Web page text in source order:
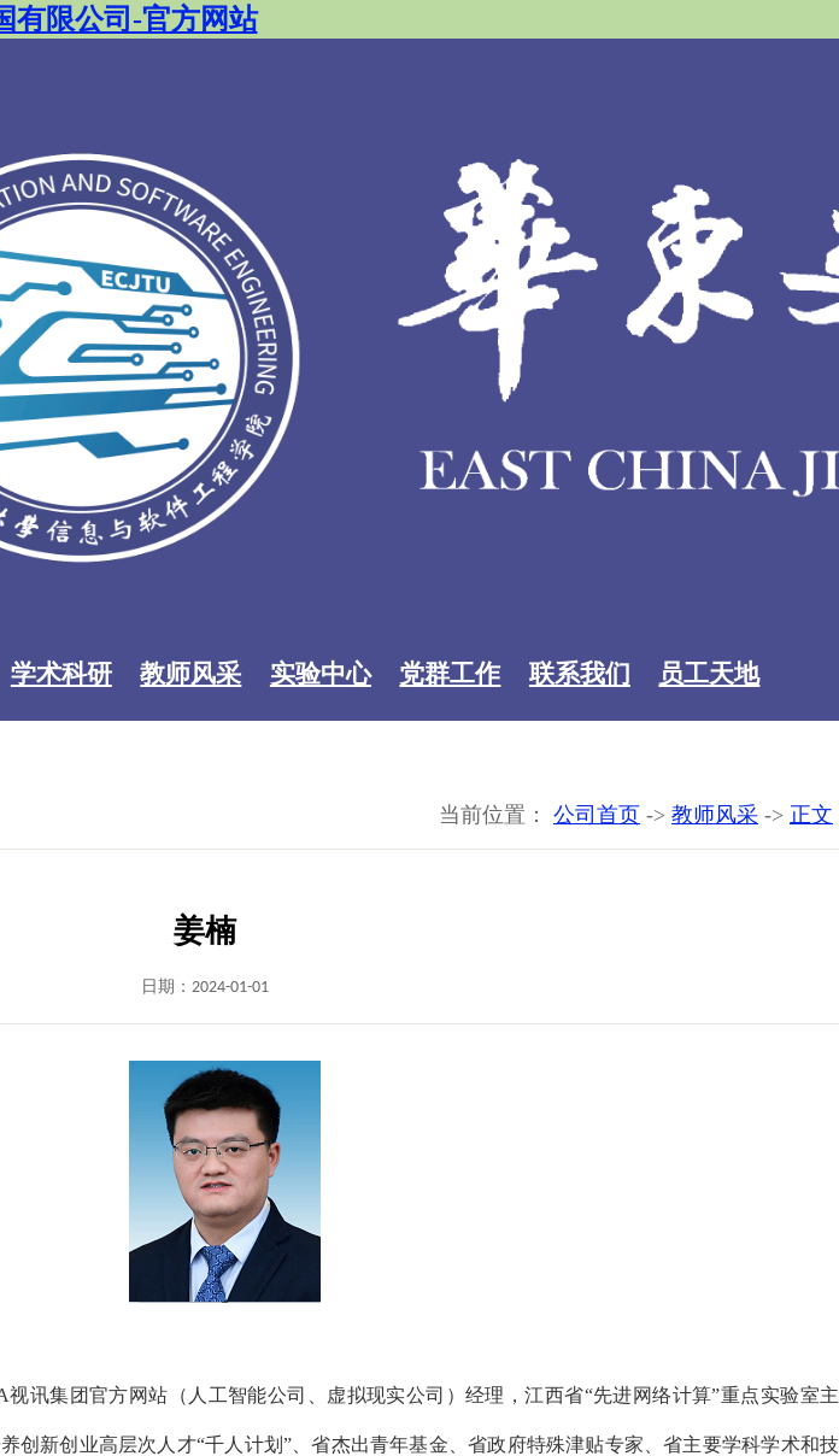
有限公司-官方网站
学术科研 教师风采 实验中心 党群工作 联系我们 员工天地
当前位置： 公司首页 -> 教师风采 -> 正文
姜楠
日期：2024-01-01
讯集团官方网站（人工智能公司、虚拟现实公司）经理，江西省“先进网络计算”重点实验室主
创新创业高层次人才“千人计划”、省杰出青年基金、省政府特殊津贴专家、省主要学科学术和技